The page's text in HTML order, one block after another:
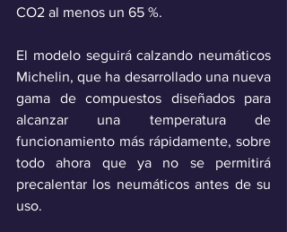
CO2 al menos un 65 %.
El modelo seguirá calzando neumáticos
Michelin, que ha desarrollado una nueva
gama de compuestos diseñados para
alcanzar una temperatura de
funcionamiento más rápidamente, sobre
todo ahora que ya no se permitirá
precalentar los neumáticos antes de su
uso.